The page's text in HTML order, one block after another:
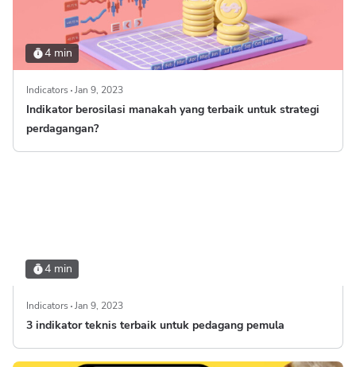
4 min
Indicators Jan 9, 2023
Indikator berosilasi manakah yang terbaik untuk strategi
perdagangan?
4 min
Indicators Jan 9, 2023
3 indikator teknis terbaik untuk pedagang pemula